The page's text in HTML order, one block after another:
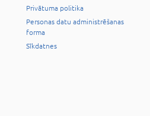
Privātuma politika
Personas datu administrēšanas
forma
Sīkdatnes